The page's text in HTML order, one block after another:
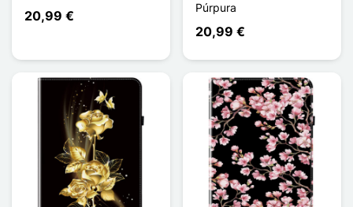
20,99 €
Púrpura
20,99 €